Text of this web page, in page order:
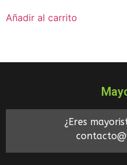
Añadir al carrito
¿Eres